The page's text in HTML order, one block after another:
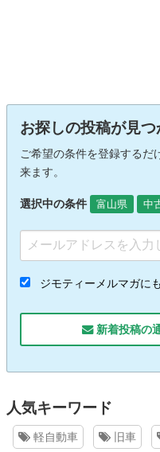
お探しの投稿が見
ご希望の条件を登録するだ
来ます。
選択中の条件 富山県 中
ジモティーメルマガに
新着投稿の
人気キーワード
軽自動車 旧車